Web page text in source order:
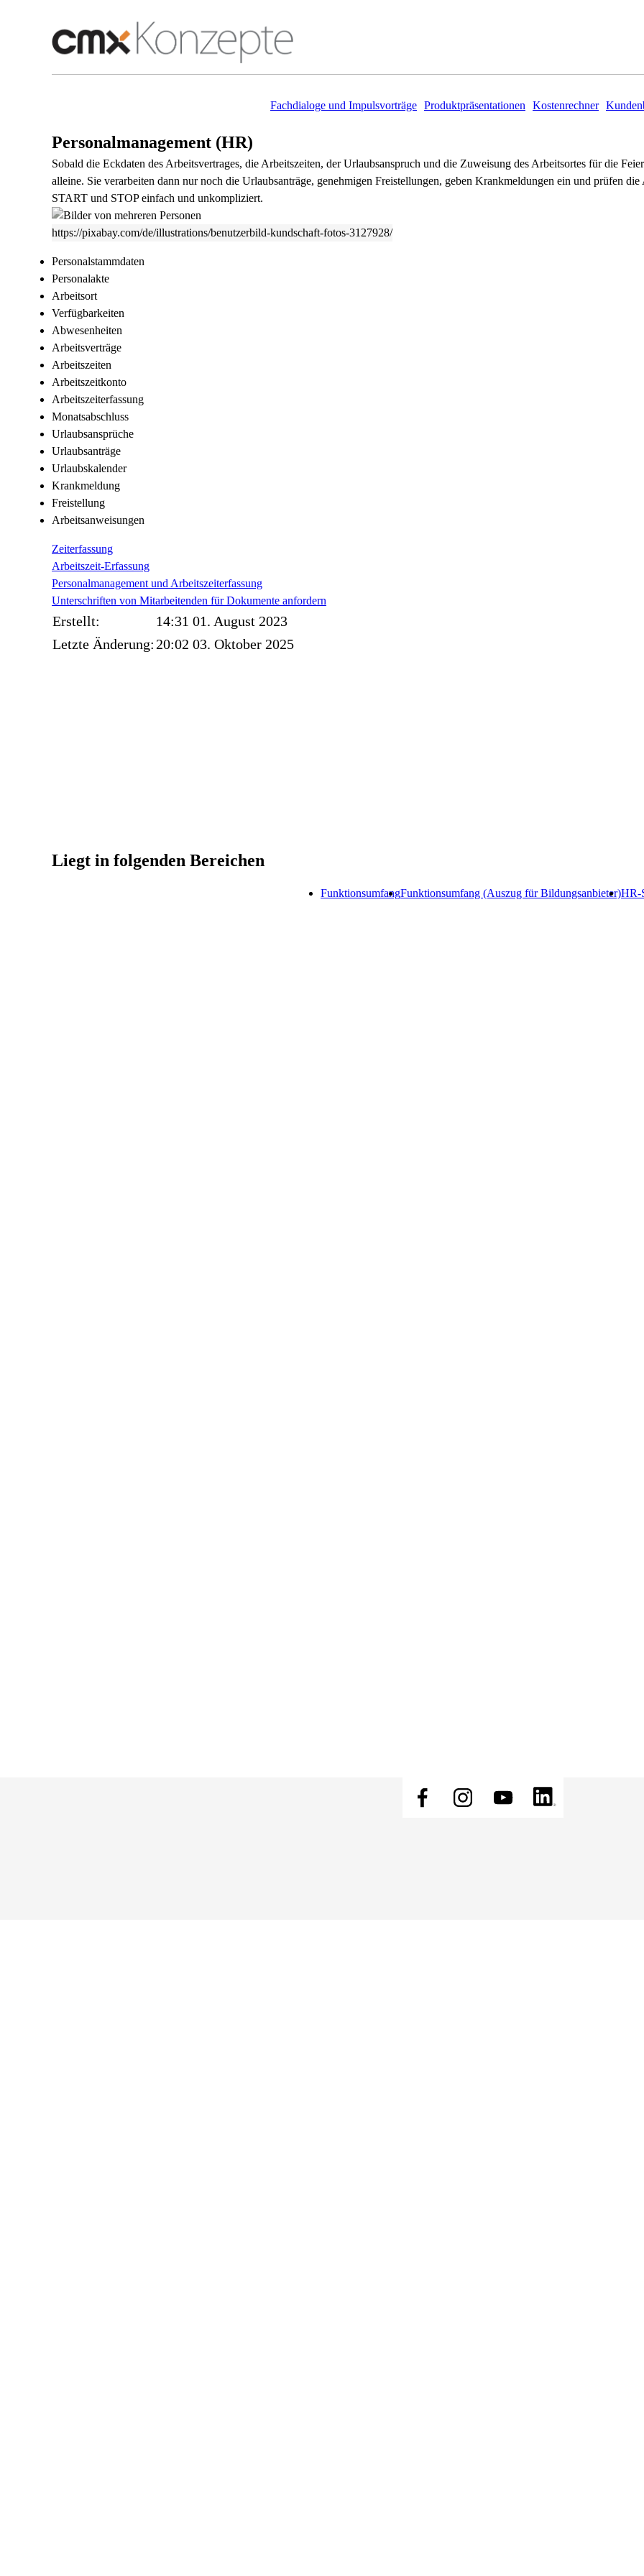
Fachdialoge und Impulsvorträge Produktpräsentationen Kostenrechner
Personalmanagement (HR)
Sobald die Eckdaten des Arbeitsvertrages, die Arbeitszeiten, der Urlaubsanspruch und die Zuweisung des Arbeitsortes für die
alleine. Sie verarbeiten dann nur noch die Urlaubsanträge, genehmigen Freistellungen, geben Krankmeldungen ein und prüfen
START und STOP einfach und unkompliziert.
https://pixabay.com/de/illustrations/benutzerbild-kundschaft-fotos-3127928/
Personalstammdaten
Personalakte
Arbeitsort
Verfügbarkeiten
Abwesenheiten
Arbeitsverträge
Arbeitszeiten
Arbeitszeitkonto
Arbeitszeiterfassung
Monatsabschluss
Urlaubsansprüche
Urlaubsanträge
Urlaubskalender
Krankmeldung
Freistellung
Arbeitsanweisungen
Zeiterfassung
Arbeitszeit-Erfassung
Personalmanagement und Arbeitszeiterfassung
Unterschriften von Mitarbeitenden für Dokumente anfordern
Erstellt:
14:31 01. August 2023
Letzte Änderung: 20:02 03. Oktober 2025
Liegt in folgenden Bereichen
FunktionsumfangFunktionsumfang (Auszug für Bildungsanbieter)HR-